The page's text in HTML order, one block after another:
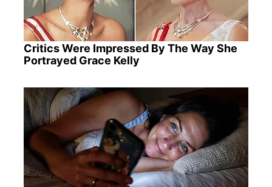
Critics Were Impressed By The Way She
Portrayed Grace Kelly